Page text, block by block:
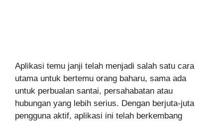
Aplikasi temu janji telah menjadi salah satu cara
utama untuk bertemu orang baharu, sama ada
untuk perbualan santai, persahabatan atau
hubungan yang lebih serius. Dengan berjuta-juta
pengguna aktif, aplikasi ini telah berkembang